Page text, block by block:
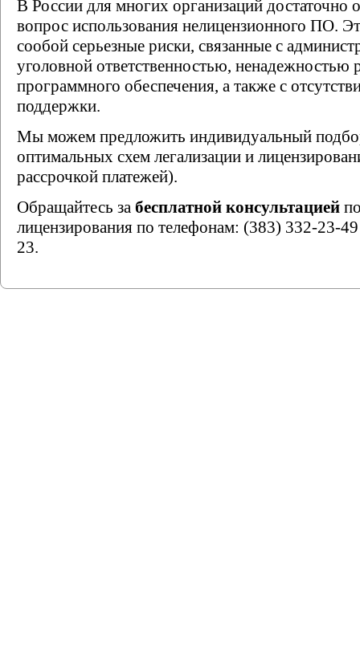
В России для многих организаций достаточно
вопрос использования нелицензионного ПО.
сообой серьезные риски, связанные с
уголовной ответственностью, ненадежностью
программного обеспечения, а также с
поддержки.
Мы можем предложить индивидуальный
оптимальных схем легализации и
рассрочкой платежей).
Обращайтесь за бесплатной консультацией
лицензирования по телефонам: (383) 332-23-
23.